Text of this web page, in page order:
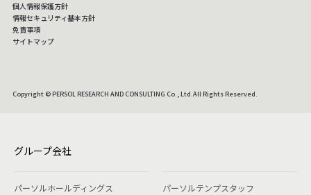
Copyright © PERSOL RESEARCH AND CONSULTING Co., Ltd.All Rights Reserved.
個人情報保護方針
情報セキュリティ基本方針
免責事項
サイトマップ
グループ会社
パーソルホールディングス パーソルテンプスタッフ